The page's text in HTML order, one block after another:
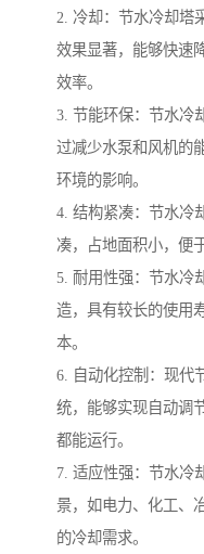
2. 冷却：节水冷却塔
效果显著，能够快速
效率。
3. 节能环保：节水冷
过减少水泵和风机的
环境的影响。
4. 结构紧凑：节水冷
凑，占地面积小，便
5. 耐用性强：节水冷
造，具有较长的使用
本。
6. 自动化控制：现代
统，能够实现自动调
都能运行。
7. 适应性强：节水冷
景，如电力、化工、
的冷却需求。